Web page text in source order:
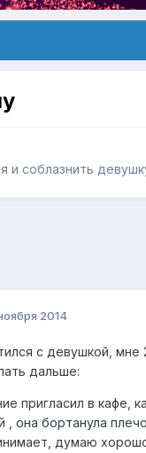
и соблазнить
2014
с девушкой,
дальше:
пригласил в кафе,
, она бортанула
думаю